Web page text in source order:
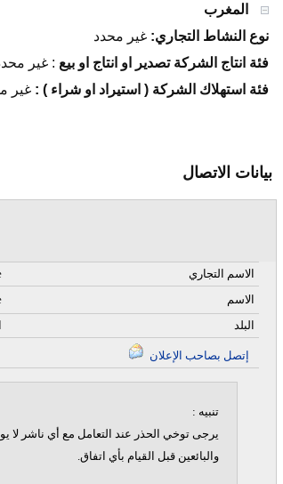
المغرب
نوع النشاط التجاري: غير محدد
فئة انتاج الشركة تصدير او انتاج او بيع : غير
فئة استهلاك الشركة ( استيراد او شراء ) : غير
بيانات الاتصال
الاسم التجاري
الاسم
البلد
تنبيه :
يرجى توخي الحذر عند التعامل مع أي ناشر لا
والبائعين قبل القيام بأي اتفاق.